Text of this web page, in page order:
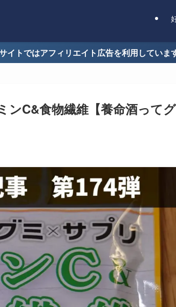
イトではアフィリエイト広告を利用していま
C&食物繊維【養命酒って